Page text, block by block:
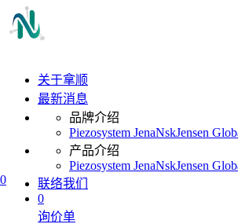
0
关于拿顺
最新消息
品牌介绍
Piezosystem JenaNskJensen
产品介绍
Piezosystem JenaNskJensen
联络我们
0
询价单